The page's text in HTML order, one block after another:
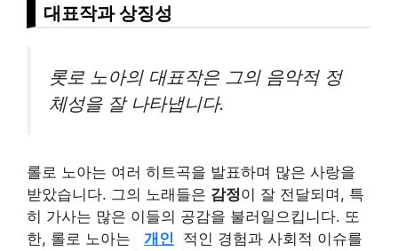
대표작과 상징성
롯로 노아의 대표작은 그의 음악적 정
체성을 잘 나타냅니다.
롤로 노아는 여러 히트곡을 발표하며 많은 사랑을
받았습니다. 그의 노래들은 감정이 잘 전달되며, 특
히 가사는 많은 이들의 공감을 불러일으킵니다. 또
한, 롤로 노아는
개인
적인 경험과 사회적 이슈를